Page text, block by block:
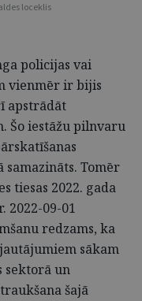
loceklis
policijas vai
vienmēr ir bijis
apstrādāt
Šo iestāžu pilnvaru
Tomēr
tiesas 2022. gada
2022-09-01
redzams, ka
sākam
sektorā un
šajā